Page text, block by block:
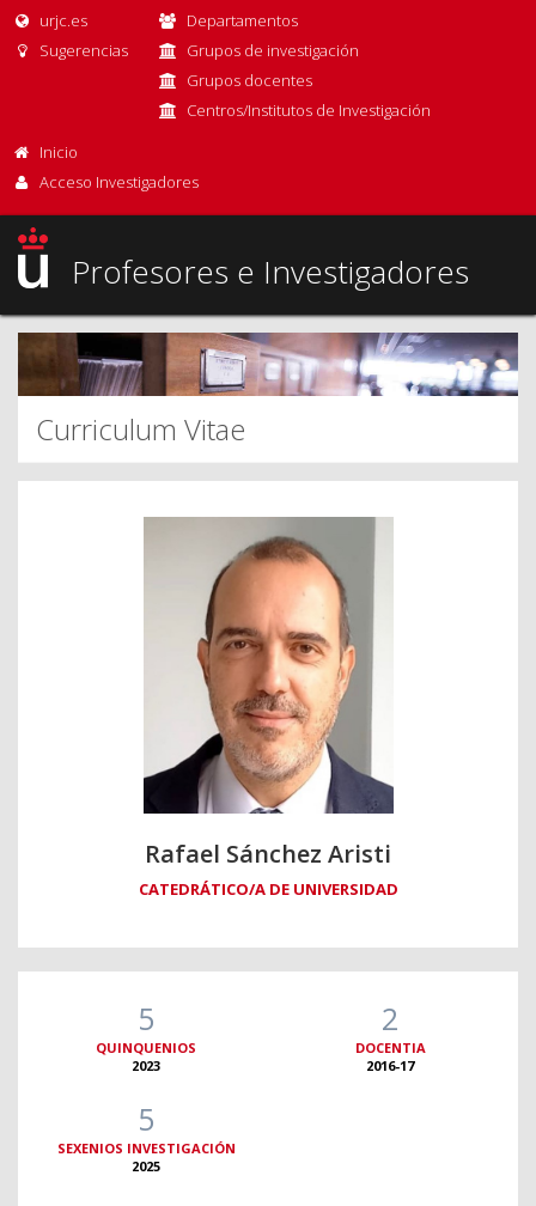
urjc.es
Sugerencias
Departamentos
Grupos de investigación
Grupos docentes
Centros/Institutos de Investigación
Inicio
Acceso Investigadores
Profesores e Investigadores
Curriculum Vitae
Rafael Sánchez Aristi
CATEDRÁTICO/A DE UNIVERSIDAD
5
QUINQUENIOS
2023
2
DOCENTIA
2016-17
5
SEXENIOS INVESTIGACIÓN
2025